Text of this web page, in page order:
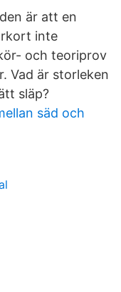
är att en
inte
och teoriprov
Vad är storleken
släp?
säd och